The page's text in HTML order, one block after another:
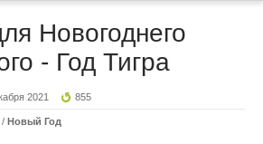
Новогоднего
- Год Тигра
2021 855
/ Новый Год